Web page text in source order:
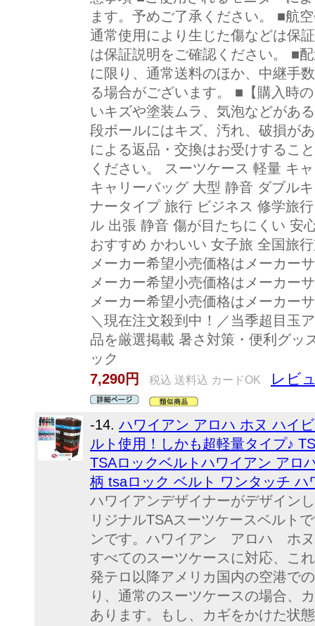
ます。予めご了承ください。 ■航
通常使用により生じた傷などは保
は保証説明をご確認ください。 ■
に限り、通常送料のほか、中継手
る場合がございます。 ■【購入時
いキズや塗装ムラ、気泡などがあ
段ボールにはキズ、汚れ、破損が
による返品・交換はお受けするこ
ください。 スーツケース 軽量 キ
キャリーバッグ 大型 静音 ダブル
ナータイプ 旅行 ビジネス 修学旅
ル 出張 静音 傷が目たちにくい 安
おすすめ かわいい 女子旅 全国旅
メーカー希望小売価格はメーカー
メーカー希望小売価格はメーカー
メーカー希望小売価格はメーカー
＼現在注文殺到中！／当季超目玉
品を厳選掲載 暑さ対策・便利グッ
ック
7,290円
税込 送料込 カードOK レビ
-14. ハワイアン アロハ ホヌ ハイ
ルト使用！しかも超軽量タイプ♪
TSAロックベルトハワイアン アロ
柄 tsaロック ベルト ワンタッチ ハ
ハワイアンデザイナーがデザイン
リジナルTSAスーツケースベルト
ンです。ハワイアン アロハ ホ
すべてのスーツケースに対応、こ
発テロ以降アメリカ国内の空港で
り、通常のスーツケースの場合、
あります。もし、カギをかけた状